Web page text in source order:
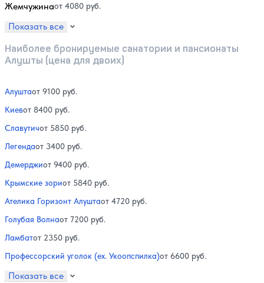
Жемчужинаот 4080 руб.
Показать все
Наиболее бронируемые санатории и пансионаты
Алушты (цена для двоих)
Алуштаот 9100 руб.
Киевот 8400 руб.
Славутичот 5850 руб.
Легендаот 3400 руб.
Демерджиот 9400 руб.
Крымские зориот 5840 руб.
Ателика Горизонт Алуштаот 4720 руб.
Голубая Волнаот 7200 руб.
Ламбатот 2350 руб.
Профессорский уголок (ex. Укоопспилка)от 6600 руб.
Показать все